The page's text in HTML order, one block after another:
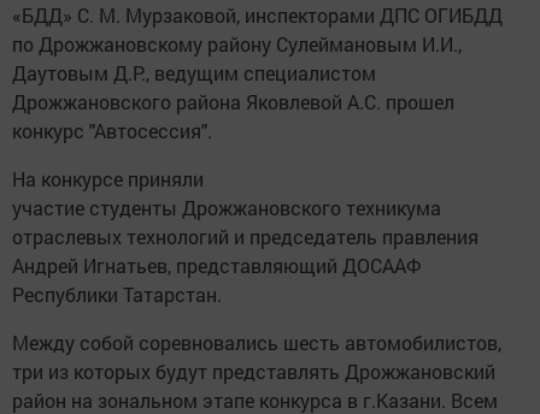
«БДД» С. М. Мурзаковой, инспекторами ДПС ОГИБДД
по Дрожжановскому району Сулеймановым И.И.,
Даутовым Д.Р., ведущим специалистом
Дрожжановского района Яковлевой А.С. прошел
конкурс "Автосессия".
На конкурсе приняли
участие студенты Дрожжановского техникума
отраслевых технологий и председатель правления
Андрей Игнатьев, представляющий ДОСААФ
Республики Татарстан.
Между собой соревновались шесть автомобилистов,
три из которых будут представлять Дрожжановский
район на зональном этапе конкурса в г.Казани. Всем